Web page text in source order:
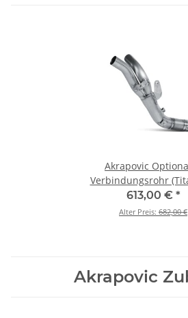
Akrapovic
Verbindungsrohr
Yamaha R1 - BJ. 2009
(L-Y10SO9L)
613,00 € *
Alter Preis: 682,00 €
Akrapovic